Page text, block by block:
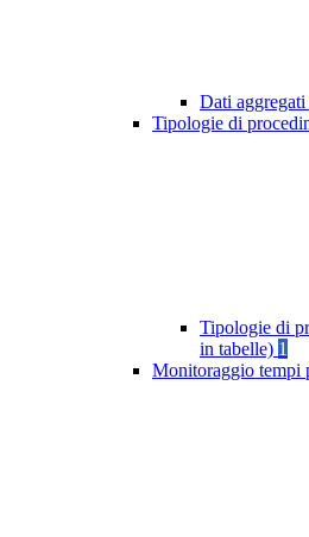
Dati
Tipologie di
Tipologie di
in tabelle) 1
Monitoraggio tempi